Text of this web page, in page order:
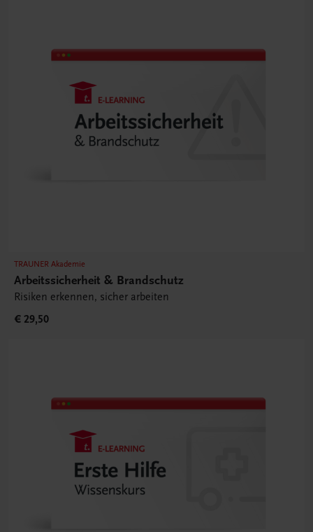
TRAUNER Akademie
Arbeitssicherheit & Brandschutz
Risiken erkennen, sicher arbeiten
€ 29,50